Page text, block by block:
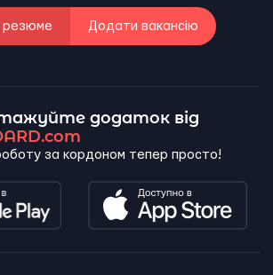
Додати вакансію
додаток від
за кордоном тепер просто!